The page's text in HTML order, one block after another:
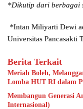
*Dikutip dari berbagai
*Intan Miliyarti Dewi
Universitas Pancasakti
Berita Terkait
Meriah Boleh,
Lomba HUT RI dalam
Membangun Generasi
Internasional)